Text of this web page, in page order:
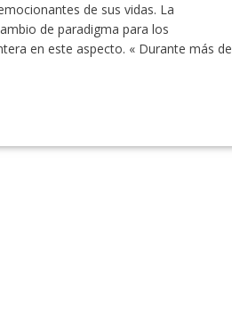
de sus vidas. La
de paradigma para los
en este aspecto. « Durante más de